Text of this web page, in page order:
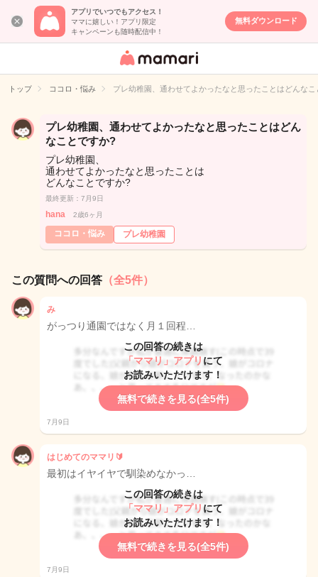
アプリでいつでもアクセス！
ママに嬉しい！アプリ限定
キャンペーンも随時配信中！
無料ダウンロード
女性専用匿名QA
イト
トップ ココロ・悩み プレ幼稚園、通わせてよかったなと思ったことはどんなこ
プレ幼稚園、通わせてよかったなと思ったことはどん
なことですか?
プレ幼稚園、
通わせてよかったなと思ったことは
どんなことですか?
最終更新：7月9日
hana 2歳6ヶ月
ココロ・悩み プレ幼稚園
この質問への回答 （全5件）
み
がっつり通園ではなく月１回程…
この回答の続きは
「ママリ」アプリ にて
お読みいただけます！
無料で続きを見る(全5件)
7月9日
はじめてのママリ🔰
最初はイヤイヤで馴染めなかっ…
この回答の続きは
「ママリ」アプリ にて
お読みいただけます！
無料で続きを見る(全5件)
7月9日